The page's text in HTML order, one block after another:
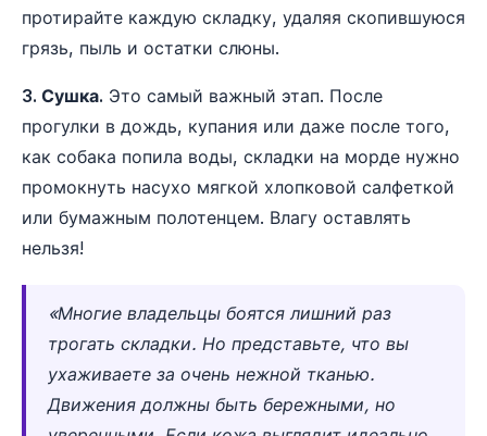
протирайте каждую складку, удаляя скопившуюся
грязь, пыль и остатки слюны.
3. Сушка. Это самый важный этап. После
прогулки в дождь, купания или даже после того,
как собака попила воды, складки на морде нужно
промокнуть насухо мягкой хлопковой салфеткой
или бумажным полотенцем. Влагу оставлять
нельзя!
«Многие владельцы боятся лишний раз
трогать складки. Но представьте, что вы
ухаживаете за очень нежной тканью.
Движения должны быть бережными, но